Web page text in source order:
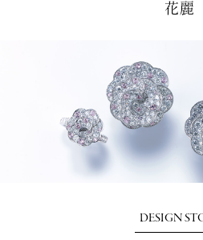
花麗
DESIGN